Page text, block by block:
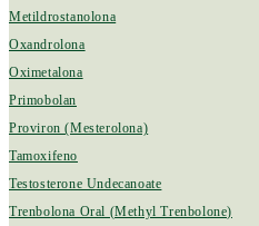
Metildrostanolona
Oxandrolona
Oximetalona
Primobolan
Proviron (Mesterolona)
Tamoxifeno
Testosterone Undecanoate
Trenbolona Oral (Methyl Trenbolone)